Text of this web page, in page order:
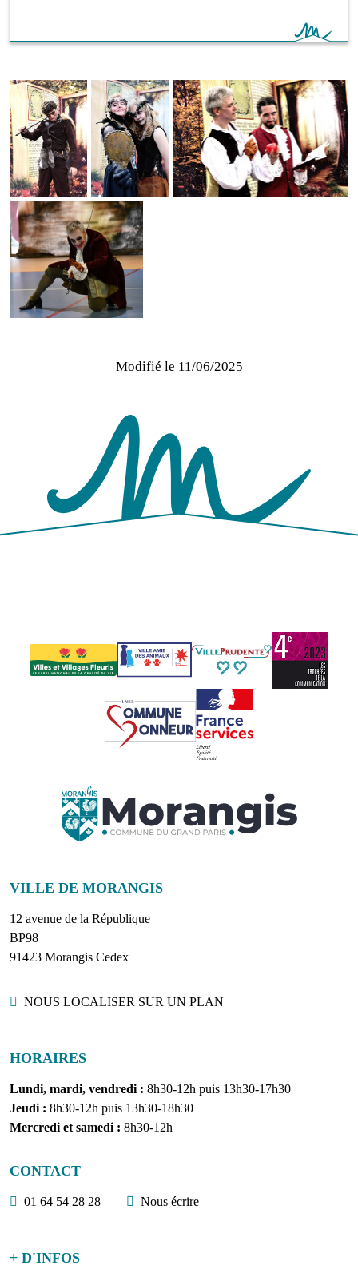
Modifié le 11/06/2025
VILLE DE MORANGIS
12 avenue de la République
BP98
91423 Morangis Cedex
Localisation
NOUS LOCALISER SUR UN PLAN
HORAIRES
Lundi, mardi, vendredi : 8h30-12h puis 13h30-17h30
Jeudi : 8h30-12h puis 13h30-18h30
Mercredi et samedi : 8h30-12h
CONTACT
01 64 54 28 28 Nous écrire
+ D'INFOS